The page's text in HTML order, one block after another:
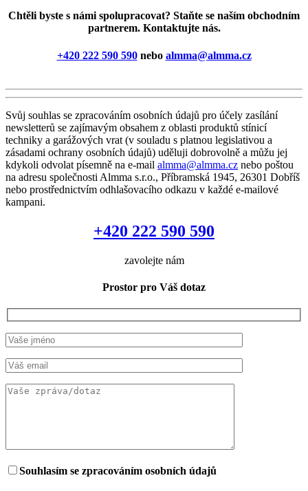
Chtěli byste s námi spolupracovat? Staňte se naším obchodním
partnerem. Kontaktujte nás.
+420 222 590 590nebo almma@almma.cz
Svůj souhlas se zpracováním osobních údajů pro účely zasílání
newsletterů se zajímavým obsahem z oblasti produktů stínicí
techniky a garážových vrat (v souladu s platnou legislativou a
zásadami ochrany osobních údajů) uděluji dobrovolně a můžu jej
kdykoli odvolat písemně na e-mail almma@almma.cz nebo poštou
na adresu společnosti Almma s.r.o., Příbramská 1945, 26301 Dobříš
nebo prostřednictvím odhlašovacího odkazu v každé e-mailové
kampani.
+420 222 590 590
zavolejte nám
Prostor pro Váš dotaz
Souhlasím se zpracováním osobních údajů